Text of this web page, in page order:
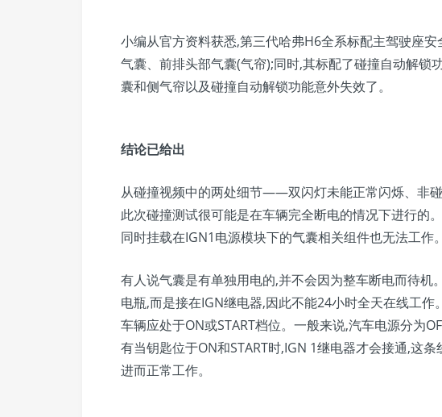
小编从官方资料获悉,第三代哈弗H6全系标配主驾驶座
气囊、前排头部气囊(气帘);同时,其标配了碰撞自动解锁
囊和侧气帘以及碰撞自动解锁功能意外失效了。
结论已给出
从碰撞视频中的两处细节——双闪灯未能正常闪烁、非
此次碰撞测试很可能是在车辆完全断电的情况下进行的
同时挂载在IGN1电源模块下的气囊相关组件也无法工作。
有人说气囊是有单独用电的,并不会因为整车断电而待机
电瓶,而是接在IGN继电器,因此不能24小时全天在线工
车辆应处于ON或START档位。一般来说,汽车电源分为
有当钥匙位于ON和START时,IGN 1继电器才会接通,这
进而正常工作。